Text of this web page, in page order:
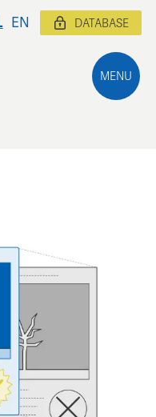
MENU
EN DATABASE